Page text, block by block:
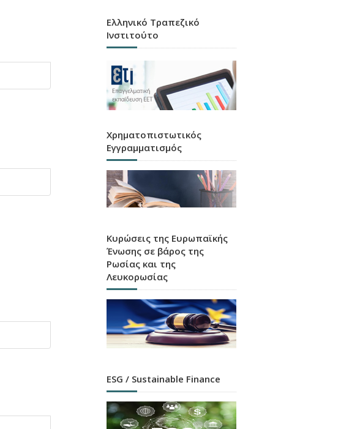
Ελληνικό Τραπεζικό
Ινστιτούτο
Χρηματοπιστωτικός
Εγγραμματισμός
Κυρώσεις της Ευρωπαϊκής
Ένωσης σε βάρος της
Ρωσίας και της
Λευκορωσίας
ESG / Sustainable Finance